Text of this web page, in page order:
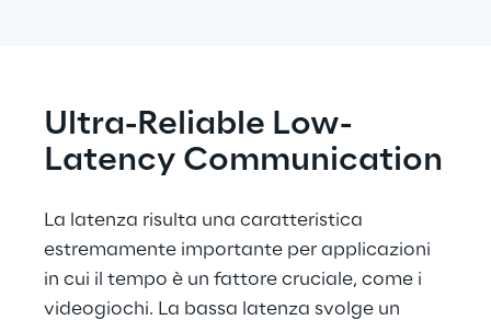
Ultra-Reliable Low-
Latency Communication
La latenza risulta una caratteristica
estremamente importante per applicazioni
in cui il tempo è un fattore cruciale, come i
videogiochi. La bassa latenza svolge un